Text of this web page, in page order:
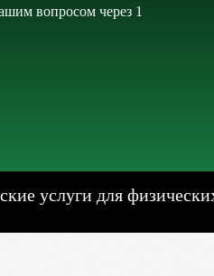
вопросом через 1
услуги для